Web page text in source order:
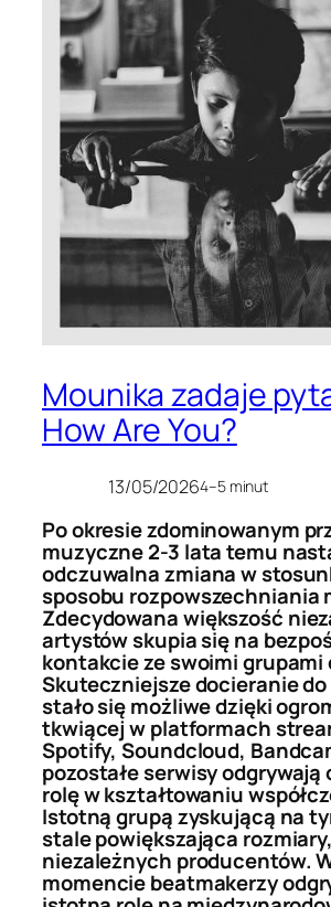
Mounika zadaje
How Are You?
13/05/20264–5 minut
Po okresie zdominowanym
muzyczne 2-3 lata temu
odczuwalna zmiana w
sposobu rozpowszechniania
Zdecydowana większość
artystów skupia się na
kontakcie ze swoimi grupami
Skuteczniejsze docieranie
stało się możliwe dzięki
tkwiącej w platformach
Spotify, Soundcloud,
pozostałe serwisy odgrywają
rolę w kształtowaniu
Istotną grupą zyskującą na
stale powiększająca
niezależnych producentów.
momencie beatmakerzy